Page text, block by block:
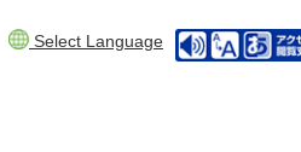
Select Language